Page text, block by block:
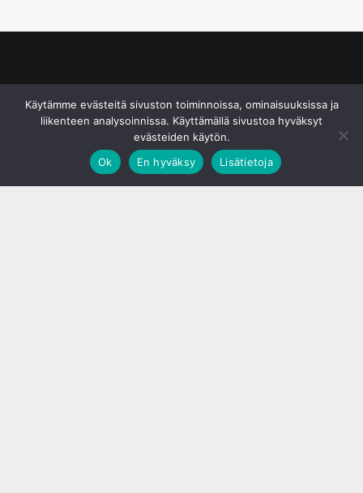
Käytämme evästeitä sivuston toiminnoissa, ominaisuuksissa ja
liikenteen analysoinnissa. Käyttämällä sivustoa hyväksyt
evästeiden käytön.
Ok
En hyväksy Lisätietoja